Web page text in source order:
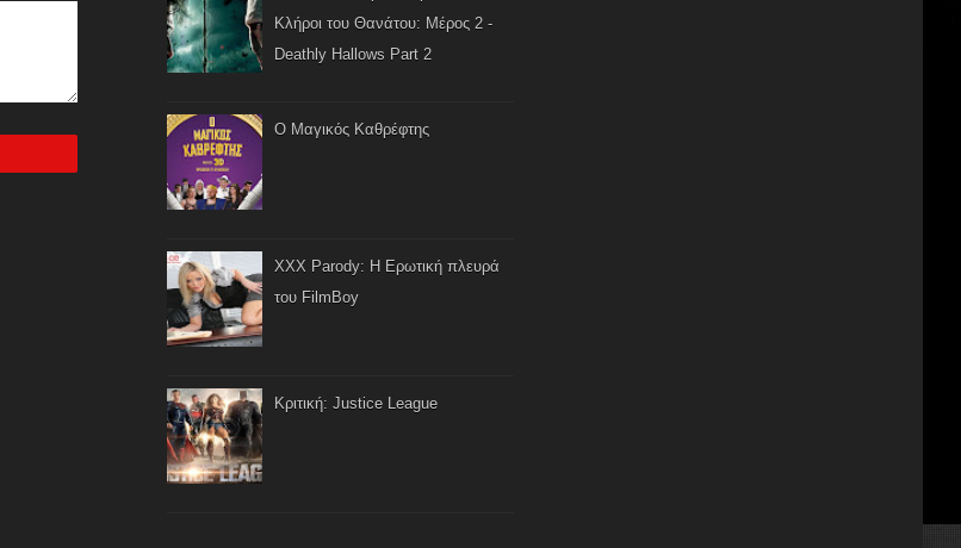
Κλήροι του Θανάτου: Μέρος 2 -
Deathly Hallows Part 2
Ο Μαγικός Καθρέφτης
XXX Parody: Η Ερωτική πλευρά
του FilmBoy
Κριτική: Justice League